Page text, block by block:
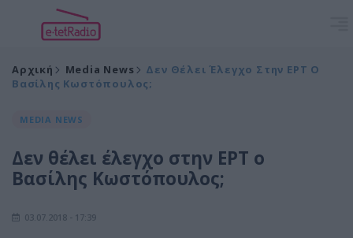
Αρχική Media News
Δεν Θέλει Έλεγχο Στην ΕΡΤ Ο
Βασίλης Κωστόπουλος;
MEDIA NEWS
Δεν θέλει έλεγχο στην ΕΡΤ ο
Βασίλης Κωστόπουλος;
03.07.2018 - 17:39